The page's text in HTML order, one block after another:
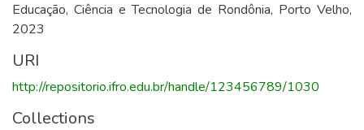
Educação, Ciência e Tecnologia de Rondônia, Porto Velho,
2023
URI
http://repositorio.ifro.edu.br/handle/123456789/1030
Collections